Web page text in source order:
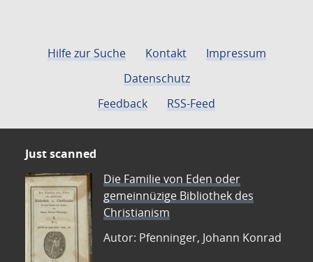
Hilfe zur Suche Kontakt
Impressum
Datenschutz
Feedback
RSS-Feed
Just scanned
Die Familie von Eden oder
gemeinnüzige Bibliothek des
Christianism
Autor: Pfenninger, Johann Konrad